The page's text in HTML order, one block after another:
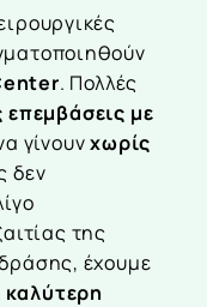
. Πολλές
επεμβάσεις με
γίνουνχωρίς
δεν
της
έχουμε